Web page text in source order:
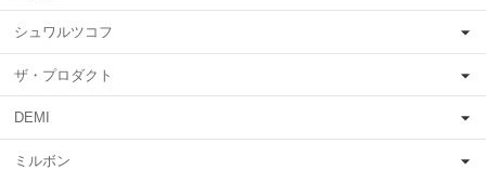
シュワルツコフ
ザ・プロダクト
DEMI
ミルボン